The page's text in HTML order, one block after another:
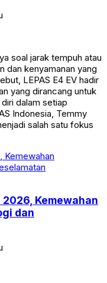
soal jarak tempuh atau
dan kenyamanan yang
LEPAS E4 EV hadir
yang dirancang untuk
dalam setiap
Indonesia, Temmy
salah satu fokus
2026, Kemewahan
dan